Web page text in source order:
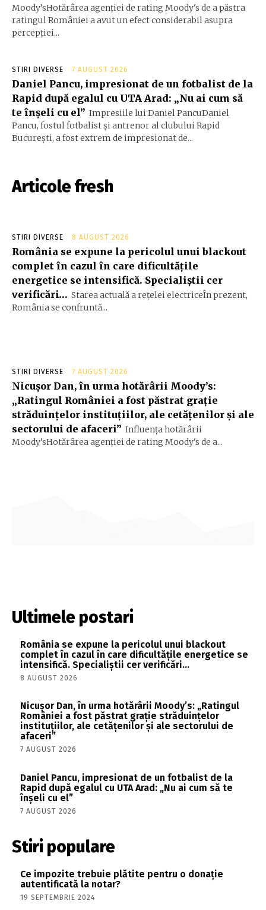
Moody’sHotărârea agenției de rating Moody's de a păstra
ratingul României a avut un efect considerabil asupra
percepției...
STIRI DIVERSE 7 AUGUST 2026
Daniel Pancu, impresionat de un fotbalist de la
Rapid după egalul cu UTA Arad: „Nu ai cum să
te înșeli cu el” Impresiile lui Daniel PancuDaniel
Pancu, fostul fotbalist și antrenor al clubului Rapid
București, a fost extrem de impresionat de...
Articole fresh
STIRI DIVERSE 8 AUGUST 2026
România se expune la pericolul unui blackout
complet în cazul în care dificultățile
energetice se intensifică. Specialiștii cer
verificări… Starea actuală a rețelei electriceÎn prezent,
România se confruntă...
STIRI DIVERSE 7 AUGUST 2026
Nicușor Dan, în urma hotărârii Moody’s:
„Ratingul României a fost păstrat grație
străduințelor instituțiilor, ale cetățenilor și ale
sectorului de afaceri” Influența hotărârii
Moody’sHotărârea agenției de rating Moody's de a...
Ultimele postari
România se expune la pericolul unui blackout
complet în cazul în care dificultățile energetice se
intensifică. Specialiștii cer verificări…
8 AUGUST 2026
Nicușor Dan, în urma hotărârii Moody’s: „Ratingul
României a fost păstrat grație străduințelor
instituțiilor, ale cetățenilor și ale sectorului de
afaceri”
7 AUGUST 2026
Daniel Pancu, impresionat de un fotbalist de la
Rapid după egalul cu UTA Arad: „Nu ai cum să te
înșeli cu el”
7 AUGUST 2026
Stiri populare
Ce impozite trebuie plătite pentru o donație
autentificată la notar?
19 SEPTEMBRIE 2024